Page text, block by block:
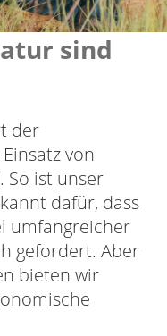
sind
der
von
So ist unser
dafür, dass
umfangreicher
gefordert. Aber
bieten wir